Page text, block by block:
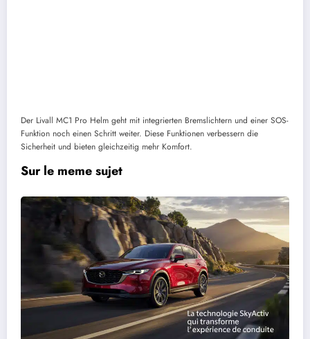
Der Livall MC1 Pro Helm geht mit integrierten Bremslichtern und einer SOS-
Funktion noch einen Schritt weiter. Diese Funktionen verbessern die
Sicherheit und bieten gleichzeitig mehr Komfort.
Sur le meme sujet